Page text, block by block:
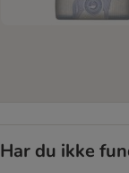
Har du ikke